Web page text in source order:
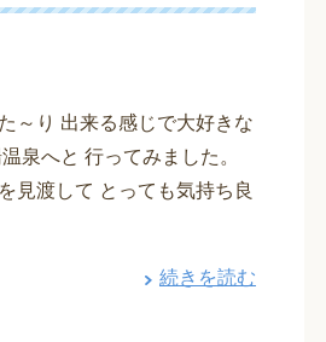
～り 出来る感じで大好きな
泉へと 行ってみました。
見渡して とっても気持ち良
続きを読む